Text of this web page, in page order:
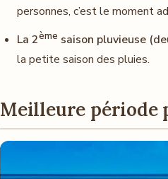
personnes, c’est le moment
La 2ème saison pluvieuse
la petite saison des pluies.
Meilleure période